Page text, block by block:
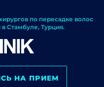
по пересадке волос
Стамбуле, Турция.
НА ПРИЕМ